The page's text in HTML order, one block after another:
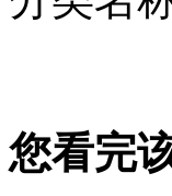
历次航天员出
您看完